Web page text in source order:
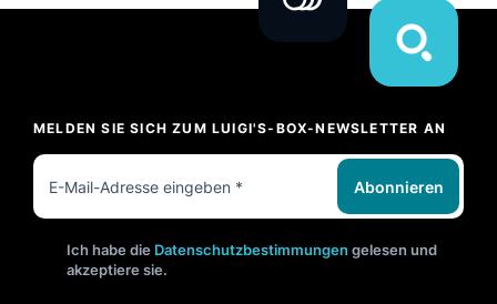
MELDEN SIE SICH ZUM LUIGI'S-BOX-NEWSLETTER AN
Abonnieren
Ich habe die Datenschutzbestimmungen gelesen und
akzeptiere sie.